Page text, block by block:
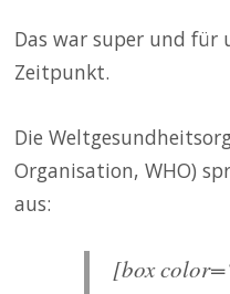
Das war super und für
Zeitpunkt.
Die
Organisation, WHO)
aus:
[box